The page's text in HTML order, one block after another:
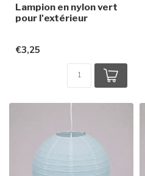
Lampion en nylon vert
pour l'extérieur
€3,25